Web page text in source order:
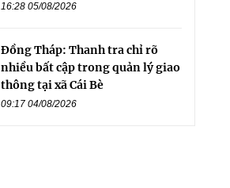
16:28 05/08/2026
Đồng Tháp: Thanh tra chỉ rõ
nhiều bất cập trong quản lý giao
thông tại xã Cái Bè
09:17 04/08/2026